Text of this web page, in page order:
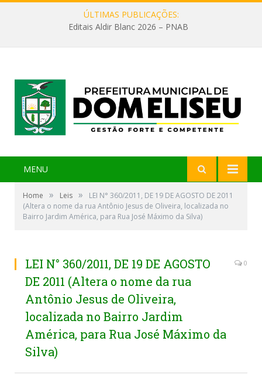
ÚLTIMAS PUBLICAÇÕES:
Editais Aldir Blanc 2026 – PNAB
MENU
Home » Leis »
LEI N° 360/2011, DE 19 DE AGOSTO DE 2011
(Altera o nome da rua Antônio Jesus de Oliveira, localizada no
Bairro Jardim América, para Rua José Máximo da Silva)
LEI N° 360/2011, DE 19 DE AGOSTO
DE 2011 (Altera o nome da rua
Antônio Jesus de Oliveira,
localizada no Bairro Jardim
América, para Rua José Máximo da
Silva)
0